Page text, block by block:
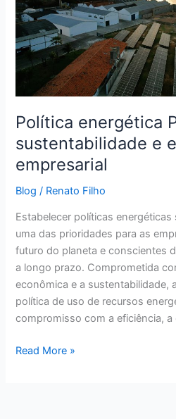
Política energética
sustentabilidade e
empresarial
Blog / Renato Filho
Estabelecer políticas
uma das prioridades para as
futuro do planeta e conscientes
a longo prazo. Comprometida
econômica e a sustentabilidade,
política de uso de recursos
compromisso com a eficiência, a
sustentabilidade
e
eficiência
empresarial
Read More »